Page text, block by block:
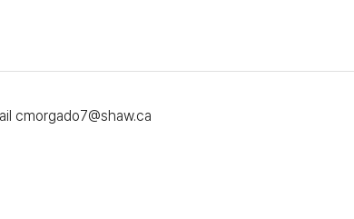
cmorgado7@shaw.ca